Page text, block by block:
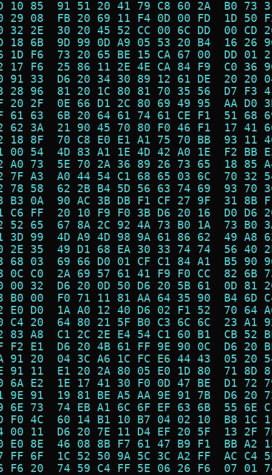
10 85  91 51 20 41 79 C8 60 2A  B0
29 08  FB 20 69 11 F4 0D 00 FD  1D
32 2E  30 20 45 52 CC 00 6C DD  00
18 6B  9D 99 0D A9 05 53 20 B4  16
1D F6  73 20 65 BE 15 CA 67 00  DD
17 F6  25 86 11 2E 4E CA 84 F9  C0
91 33  D6 20 34 30 89 12 61 DE  20
28 96  81 20 1C 80 81 70 35 56  D7
20 2F  0E 66 D1 2C 80 69 49 95  AA
61 63  6B 20 64 61 74 61 CE F1  51
62 3A  21 90 45 70 80 F0 46 F1  17
18 8F  70 C8 E0 E1 A1 75 70 BB  93
00 54  4D 83 A1 1E 4D 42 A0 1E  F2
A0 73  5E 70 2A 36 89 26 73 65  18
7F A3  A0 44 54 C1 68 65 03 6C  70
78 58  62 2B B4 5D 56 63 74 69  93
B3 0A  90 AC 3B DB F1 CF 27 9F  31
C6 FF  20 10 F9 F0 3B D6 20 16  D0
52 65  67 8A 2C 92 4A 73 B0 1A  73
3D 99  4D A9 4D 98 9A 61 86 62  49
2E 35  49 D1 68 EA 30 33 74 74  56
68 03  69 66 D0 01 CF C1 84 A1  B5
0C C0  2A 69 57 61 41 F9 F0 CC  82
00 32  D6 20 0D 50 D6 20 5B 61  0D
B0 00  F0 71 11 81 AA 64 35 90  B4
E0 D0  1A A0 12 40 D6 02 F1 52  70
C4 20  64 80 21 5F B0 C3 6C 6C  23
83 A8  C1 2C 2E E4 54 C1 60 B1  CB
F2 E1  D6 20 4B 61 FF 9E 90 0C  D6
91 20  04 3C A6 1C FC E6 44 43  05
91 11  E1 20 2A 80 05 E0 1D 80  71
6A E2  1E 17 41 30 F0 0D 47 BE  D1
9E 91  19 81 BE A5 AA 9E 91 7B  D6
6E 73  74 EB A1 6C 6F EF 63 6B  55
F0 4C  60 14 B1 10 B7 04 02 10  B8
00 11  D6 20 7E 11 D4 EF 20 5F  13
E0 8E  46 08 8B F7 61 47 B9 F1  BB
FF 6F  1C 52 50 9A 5C 3C A2 FF  AC
F6 20  74 59 C4 FF 5E 06 26 F6  07